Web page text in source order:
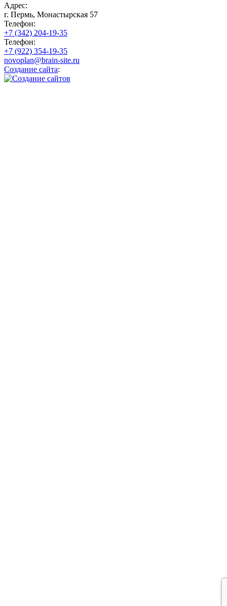
Адрес:
г. Пермь, Монастырская 57
Телефон:
+7 (342) 204-19-35
Телефон:
+7 (922) 354-19-35
novoplan@brain-site.ru
Создание сайта: